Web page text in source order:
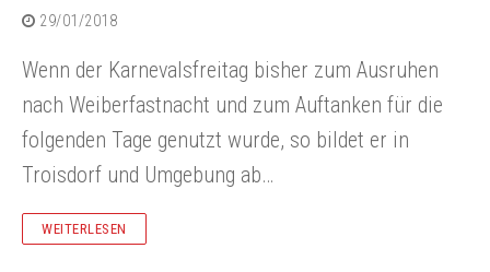
29/01/2018
Wenn der Karnevalsfreitag bisher zum Ausruhen
nach Weiberfastnacht und zum Auftanken für die
folgenden Tage genutzt wurde, so bildet er in
Troisdorf und Umgebung ab…
WEITERLESEN